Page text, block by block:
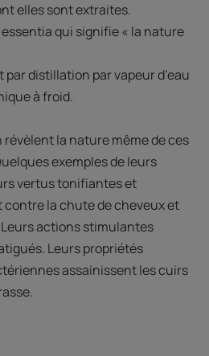
elles sont extraites.
qui signifie « la nature
distillation par vapeur d’eau
à froid.
révèlent la nature même de ces
exemples de leurs
vertus tonifiantes et
la chute de cheveux et
actions stimulantes
Leurs propriétés
assainissent les cuirs